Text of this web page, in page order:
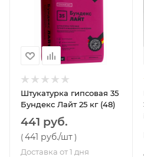
Штукатурка гипсовая 35
Бундекс Лайт 25 кг (48)
441 руб.
(441 руб./шт)
Доставка от 1 дня